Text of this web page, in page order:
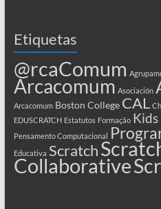
Etiquetas
@rcaComum
Arcacomum Asociación
Arcacomum Boston College CAL
EDUSCRATCH Estatutos Formação
Pensamento Computacional
Educativa Scratch
Collaborative